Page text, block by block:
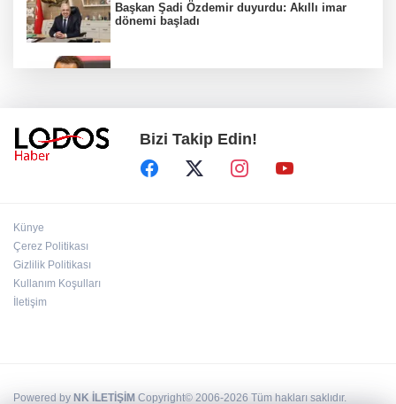
Başkan Şadi Özdemir duyurdu: Akıllı imar
dönemi başladı
Bakan Gürlek duyurdu: İki çocuk cinayeti
aydınlatıldı!
Bizi Takip Edin!
Künye
Çerez Politikası
Gizlilik Politikası
Kullanım Koşulları
İletişim
Powered by NK İLETİŞİM Copyright© 2006-2026 Tüm hakları saklıdır.